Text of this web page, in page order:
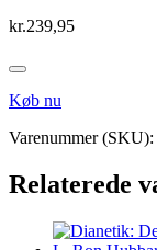
kr.239,95
Køb nu
Varenummer (SKU):
Relaterede